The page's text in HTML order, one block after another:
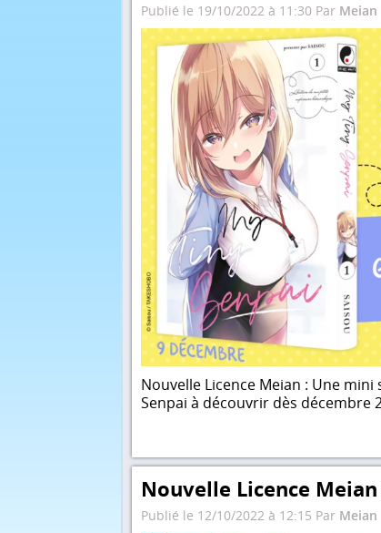
Publié le 19/10/2022 à 11:30 Par Meian
Nouvelle Licence Meian : Une
Senpai à découvrir dès décembre
Nouvelle Licence
Publié le 12/10/2022 à 12:15 Par Meian